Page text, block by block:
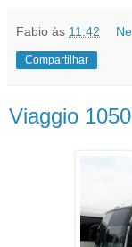
Fabio às 11:42
Compartilhar
Viaggio